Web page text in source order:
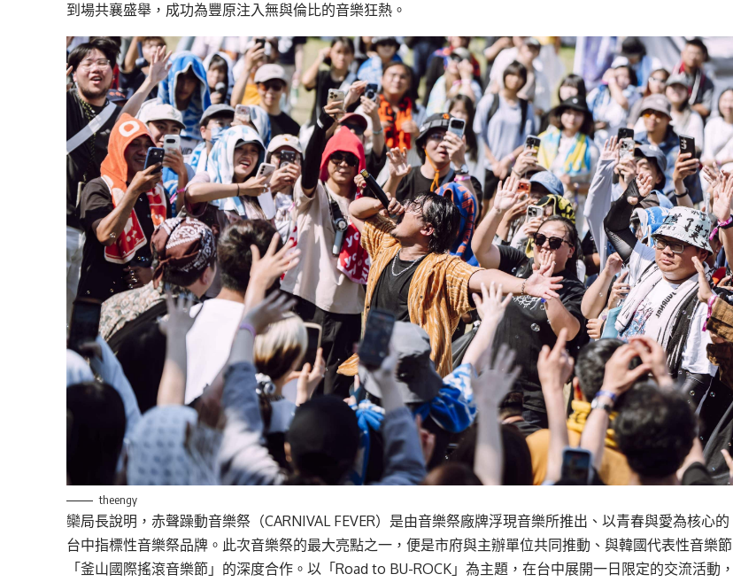
到場共襄盛舉，成功為豐原注入無與倫比的音樂狂熱。
theengy
欒局長說明，赤聲躁動音樂祭（CARNIVAL FEVER）是由音樂祭廠牌浮現音樂所推出、以青春與愛為核心的
台中指標性音樂祭品牌。此次音樂祭的最大亮點之一，便是市府與主辦單位共同推動、與韓國代表性音樂節
「釜山國際搖滾音樂節」的深度合作。以「Road to BU-ROCK」為主題，在台中展開一日限定的交流活動，